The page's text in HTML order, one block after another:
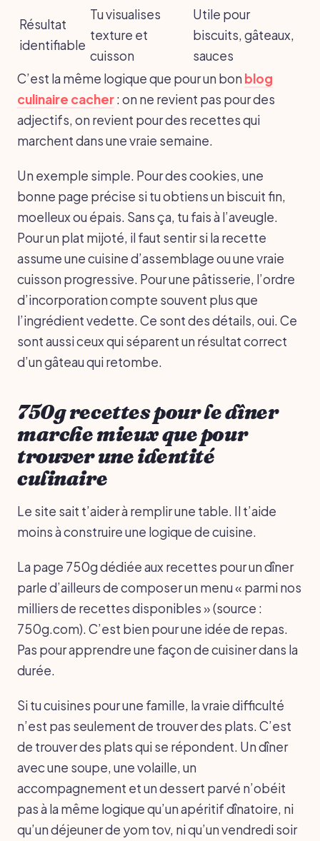
Résultat
identifiable
Tu visualises
texture et
cuisson
Utile pour
biscuits, gâteaux,
sauces
C’est la même logique que pour un bon blog
culinaire cacher: on ne revient pas pour des
adjectifs, on revient pour des recettes qui
marchent dans une vraie semaine.
Un exemple simple. Pour des cookies, une
bonne page précise si tu obtiens un biscuit fin,
moelleux ou épais. Sans ça, tu fais à l’aveugle.
Pour un plat mijoté, il faut sentir si la recette
assume une cuisine d’assemblage ou une vraie
cuisson progressive. Pour une pâtisserie, l’ordre
d’incorporation compte souvent plus que
l’ingrédient vedette. Ce sont des détails, oui. Ce
sont aussi ceux qui séparent un résultat correct
d’un gâteau qui retombe.
750g recettes pour le dîner
marche mieux que pour
trouver une identité
culinaire
Le site sait t’aider à remplir une table. Il t’aide
moins à construire une logique de cuisine.
La page 750g dédiée aux recettes pour un dîner
parle d’ailleurs de composer un menu « parmi nos
milliers de recettes disponibles » (source :
750g.com). C’est bien pour une idée de repas.
Pas pour apprendre une façon de cuisiner dans la
durée.
Si tu cuisines pour une famille, la vraie difficulté
n’est pas seulement de trouver des plats. C’est
de trouver des plats qui se répondent. Un dîner
avec une soupe, une volaille, un
accompagnement et un dessert parvé n’obéit
pas à la même logique qu’un apéritif dînatoire, ni
qu’un déjeuner de yom tov, ni qu’un vendredi soir